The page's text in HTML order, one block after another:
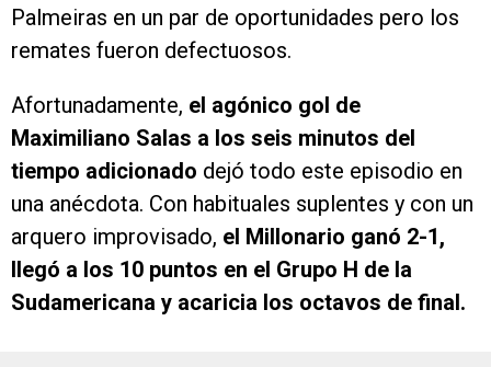
Palmeiras en un par de oportunidades pero los
remates fueron defectuosos.
Afortunadamente, el agónico gol de
Maximiliano Salas a los seis minutos del
tiempo adicionado dejó todo este episodio en
una anécdota. Con habituales suplentes y con un
arquero improvisado, el Millonario ganó 2-1,
llegó a los 10 puntos en el Grupo H de la
Sudamericana y acaricia los octavos de final.